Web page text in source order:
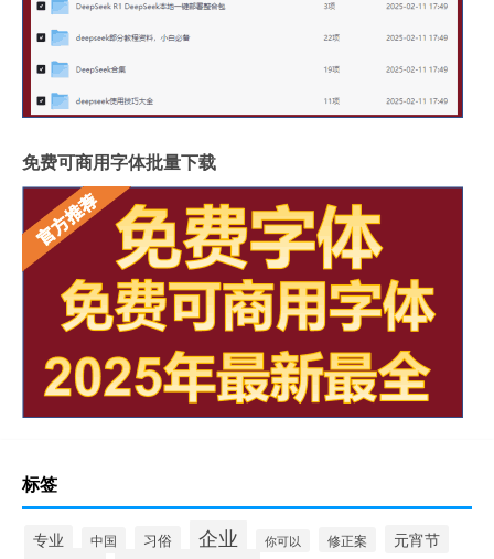
免费可商用字体批量下载
标签
专业 中国 习俗 企业 你可以 修正案 元宵节